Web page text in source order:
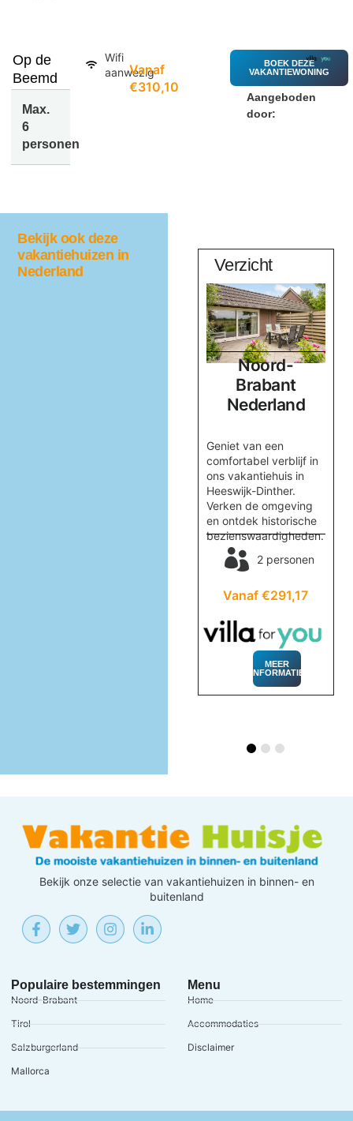
Op de
Beemd
Max.
6
personen
Wifi
aanwezig
Vanaf
€310,10
BOEK DEZE
VAKANTIEWONING
Aangeboden
door:
Bekijk ook deze
vakantiehuizen in
NederlandQuercus Verzicht
Noord-
Brabant
Nederland
Geniet van een
comfortabel verblijf in
ons vakantiehuis in
Heeswijk-Dinther.
Verken de omgeving
en ontdek historische
bezienswaardigheden.
2 personen
Vanaf €291,17
MEER
INFORMATIE
Bekijk onze selectie van vakantiehuizen in binnen- en
buitenland
Populaire bestemmingen
Noord-Brabant
Tirol
Salzburgerland
Mallorca
Menu
Home
Accommodaties
Disclaimer